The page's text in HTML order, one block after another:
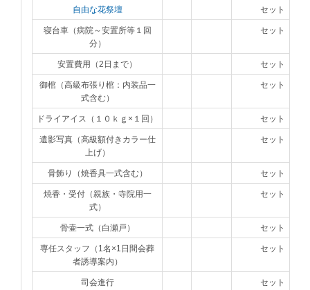
自由な花祭壇 セット
寝台車（病院～安置所等１回
分）
セット
安置費用（2日まで） セット
御棺（高級布張り棺：内装品一
式含む）
セット
ドライアイス（１０ｋｇ×１回） セット
遺影写真（高級額付きカラー仕
上げ）
セット
骨飾り（焼香具一式含む） セット
焼香・受付（親族・寺院用一
式）
セット
骨壷一式（白瀬戸） セット
専任スタッフ（1名×1日間会葬
者誘導案内）
セット
司会進行 セット